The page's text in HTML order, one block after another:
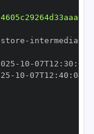
-
- 10 -07T12 : 30 :
- 10 -07T12 : 40 :